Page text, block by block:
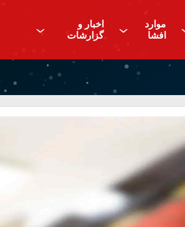
موارد
افشا
^
اخبار و
گزارشات
^